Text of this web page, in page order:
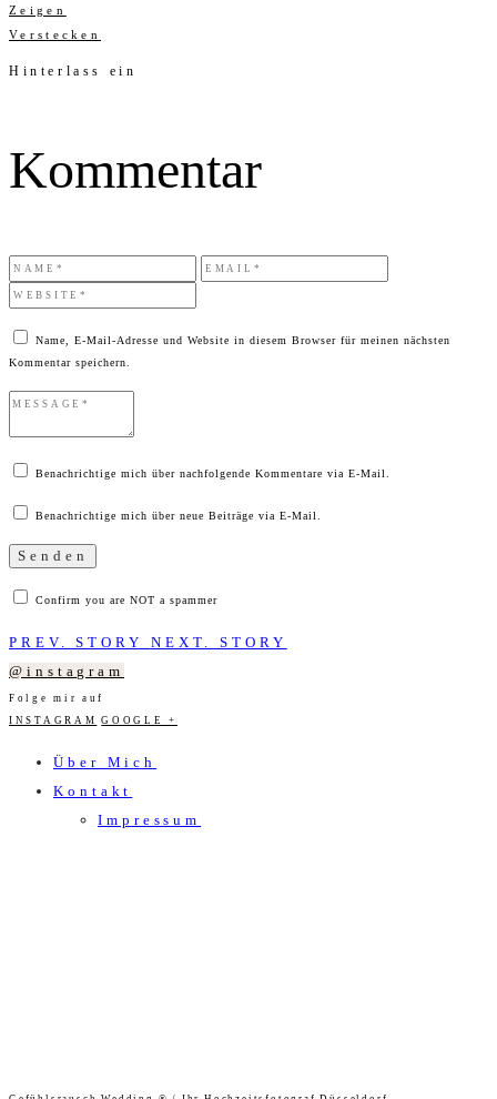
Zeigen
Verstecken
Hinterlass ein
Kommentar
Name, E-Mail-Adresse und Website in diesem Browser für meinen nächsten
Kommentar speichern.
Benachrichtige mich über nachfolgende Kommentare via E-Mail.
Benachrichtige mich über neue Beiträge via E-Mail.
Confirm you are NOT a spammer
PREV. STORY NEXT. STORY
@instagram
Folge mir auf
INSTAGRAM
GOOGLE +
Über Mich
Kontakt
Impressum